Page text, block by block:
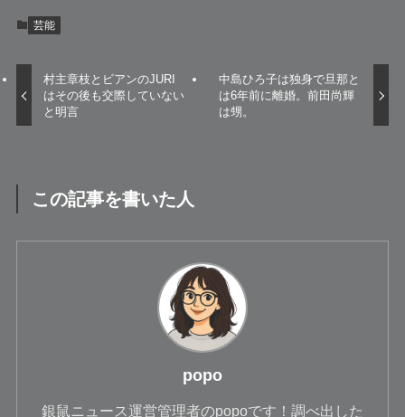
芸能
村主章枝とビアンのJURI
はその後も交際していない
と明言
中島ひろ子は独身で旦那と
は6年前に離婚。前田尚輝
は甥。
この記事を書いた人
popo
銀鼠ニュース運営管理者のpopoです！調べ出した